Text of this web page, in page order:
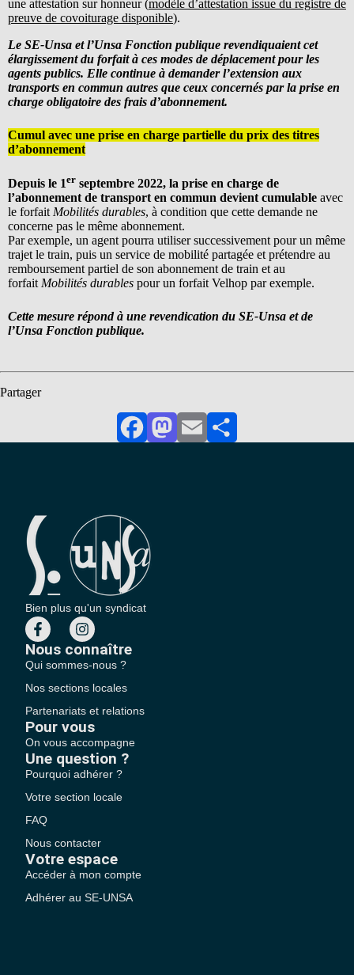
une attestation sur honneur (modèle d’attestation issue du registre de
preuve de covoiturage disponible).
Le SE-Unsa et l’Unsa Fonction publique revendiquaient cet
élargissement du forfait à ces modes de déplacement pour les
agents publics. Elle continue à demander l’extension aux
transports en commun autres que ceux concernés par la prise en
charge obligatoire des frais d’abonnement.
Cumul avec une prise en charge partielle du prix des titres
d’abonnement
Depuis le 1er septembre 2022, la prise en charge de
l’abonnement de transport en commun devient cumulable avec
le forfait Mobilités durables, à condition que cette demande ne
concerne pas le même abonnement.
Par exemple, un agent pourra utiliser successivement pour un même
trajet le train, puis un service de mobilité partagée et prétendre au
remboursement partiel de son abonnement de train et au
forfait Mobilités durables pour un forfait Velhop par exemple.
Cette mesure répond à une revendication du SE-Unsa et de
l’Unsa Fonction publique.
Partager
FacebookMastodon
EmailPartager
Bien plus qu'un syndicat
Nous connaître
Qui sommes-nous ?
Nos sections locales
Partenariats et relations
Pour vous
On vous accompagne
Une question ?
Pourquoi adhérer ?
Votre section locale
FAQ
Nous contacter
Votre espace
Accéder à mon compte
Adhérer au SE-UNSA